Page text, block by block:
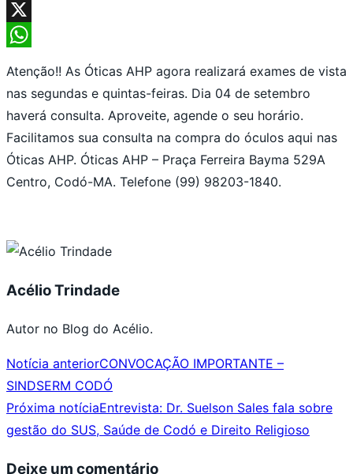
Facebook
X
Atenção!! As Óticas AHP agora realizará exames de vista
nas segundas e quintas-feiras. Dia 04 de setembro
haverá consulta. Aproveite, agende o seu horário.
Facilitamos sua consulta na compra do óculos aqui nas
Óticas AHP. Óticas AHP – Praça Ferreira Bayma 529A
Centro, Codó-MA. Telefone (99) 98203-1840.
Acélio Trindade
Autor no Blog do Acélio.
Notícia anteriorCONVOCAÇÃO IMPORTANTE –
SINDSERM CODÓ
Próxima notíciaEntrevista: Dr. Suelson Sales fala sobre
gestão do SUS, Saúde de Codó e Direito Religioso
Deixe um comentário